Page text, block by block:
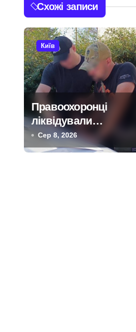
і
г
а
ц
і
я
з
а
Схожі записи
Київ
Правоохоронці
ліквідували
міжрегіональну групу,
що займалася
Сер 8, 2026